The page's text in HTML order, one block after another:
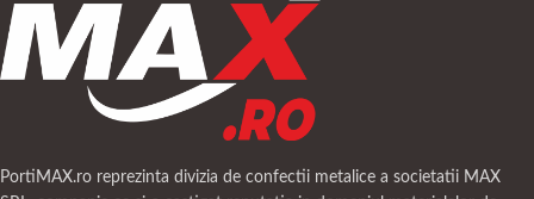
PortiMAX.ro reprezinta divizia de confectii metalice a societatii MAX